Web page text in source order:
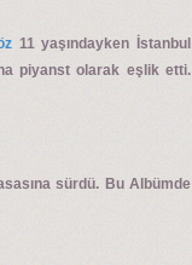
11 yaşındayken İstanbul
piyanst olarak eşlik etti.
sürdü. Bu Albümde